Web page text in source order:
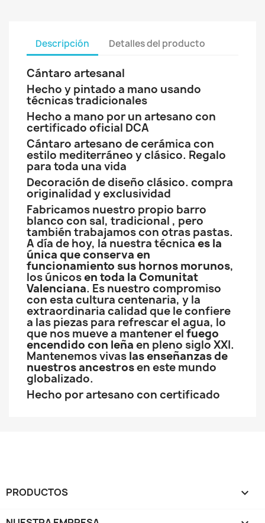
Descripción Detalles del producto
Cántaro artesanal
Hecho y pintado a mano usando
técnicas tradicionales
Hecho a mano por un artesano con
certificado oficial DCA
Cántaro artesano de cerámica con
estilo mediterráneo y clásico. Regalo
para toda una vida
Decoración de diseño clásico. compra
originalidad y exclusividad
Fabricamos nuestro propio barro
blanco con sal, tradicional , pero
también trabajamos con otras pastas.
A día de hoy, la nuestra técnicaes la
única que conserva en
funcionamiento sus hornos morunos,
los únicosen toda la Comunitat
Valenciana. Es nuestro compromiso
con esta cultura centenaria, y la
extraordinaria calidad que le confiere
a las piezas para refrescar el agua, lo
que nos mueve a mantener el fuego
encendido con leña en pleno siglo XXI.
Mantenemos vivas las enseñanzas de
nuestros ancestrosen este mundo
globalizado.
Hecho por artesano con certificado
PRODUCTOS 